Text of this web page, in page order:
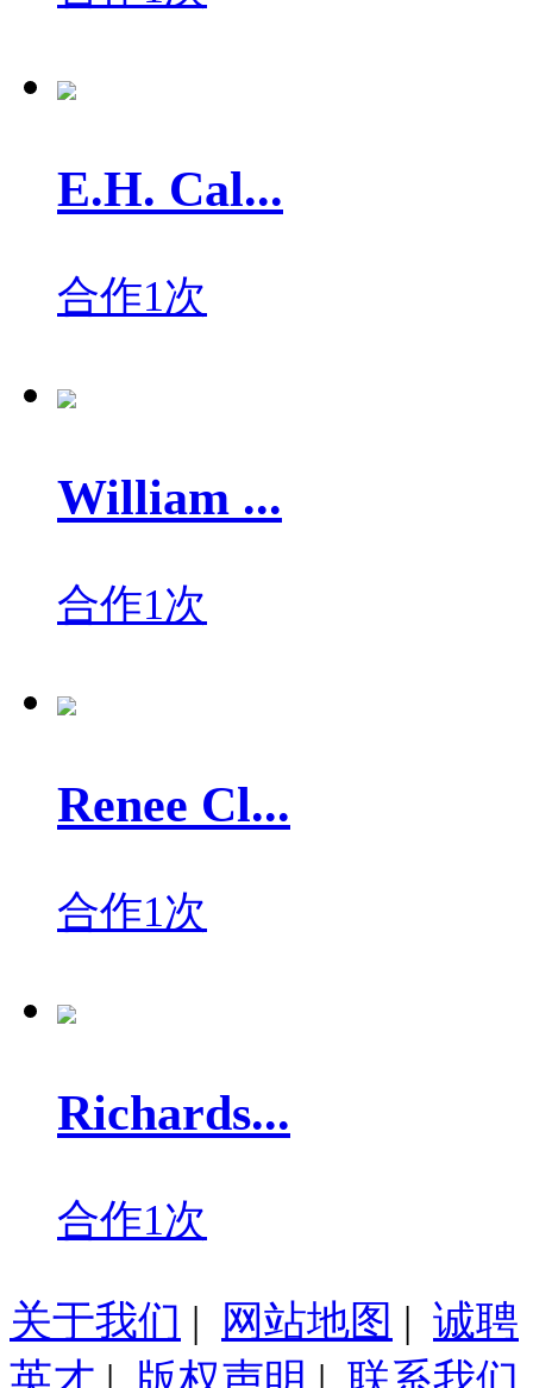
E.H. Cal...
合作1次
William ...
合作1次
Renee Cl...
合作1次
Richards...
合作1次
关于我们 | 网站地图 | 诚聘